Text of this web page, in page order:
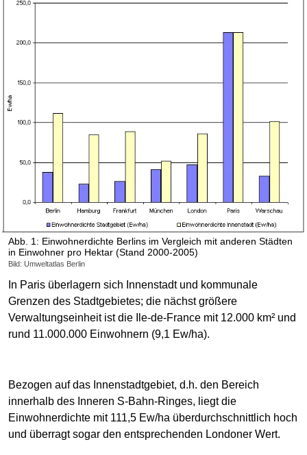
Abb. 1: Einwohnerdichte Berlins im Vergleich mit anderen Städten
in Einwohner pro Hektar (Stand 2000-2005)
Bild: Umweltatlas Berlin
In Paris überlagern sich Innenstadt und kommunale
Grenzen des Stadtgebietes; die nächst größere
Verwaltungseinheit ist die Ile-de-France mit 12.000 km² und
rund 11.000.000 Einwohnern (9,1 Ew/ha).
Bezogen auf das Innenstadtgebiet, d.h. den Bereich
innerhalb des Inneren S-Bahn-Ringes, liegt die
Einwohnerdichte mit 111,5 Ew/ha überdurchschnittlich hoch
und überragt sogar den entsprechenden Londoner Wert.